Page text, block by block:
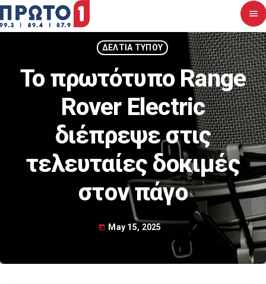
menu
close
Αρχική
Σχετικά με εμάς
Διαγωνισμοί
ΔΕΛΤΙΑ ΤΥΠΟΥ
Το πρωτότυπο Range
Rover Electric
διέπρεψε στις
τελευταίες δοκιμές
στον πάγο
today May 15, 2025